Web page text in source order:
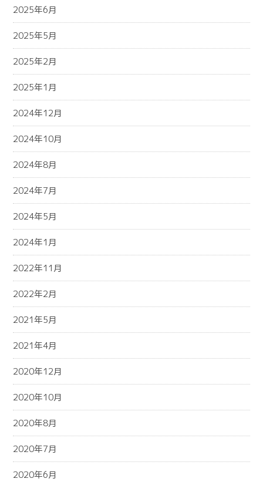
2025年6月
2025年5月
2025年2月
2025年1月
2024年12月
2024年10月
2024年8月
2024年7月
2024年5月
2024年1月
2022年11月
2022年2月
2021年5月
2021年4月
2020年12月
2020年10月
2020年8月
2020年7月
2020年6月